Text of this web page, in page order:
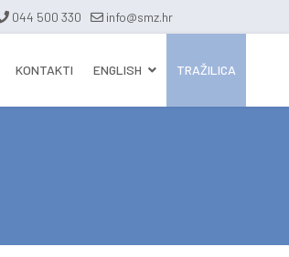
044 500 330 info@smz.hr
KONTAKTI ENGLISH TRAŽILICA